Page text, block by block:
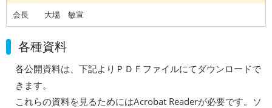
会長 大場 敏宣
各種資料
各公開資料は、下記よりＰＤＦファイルにてダウンロードで
きます。
これらの資料を見るためにはAcrobat Readerが必要です。ソ